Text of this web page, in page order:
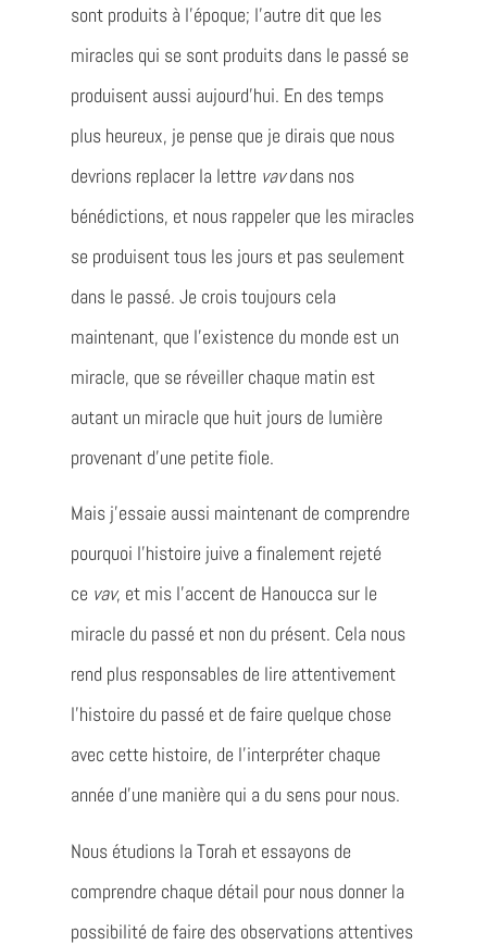
sont produits à l’époque; l’autre dit que les
miracles qui se sont produits dans le passé se
produisent aussi aujourd’hui. En des temps
plus heureux, je pense que je dirais que nous
devrions replacer la lettre vavdans nos
bénédictions, et nous rappeler que les miracles
se produisent tous les jours et pas seulement
dans le passé. Je crois toujours cela
maintenant, que l’existence du monde est un
miracle, que se réveiller chaque matin est
autant un miracle que huit jours de lumière
provenant d’une petite fiole.
Mais j’essaie aussi maintenant de comprendre
pourquoi l’histoire juive a finalement rejeté
ce vav, et mis l’accent de Hanoucca sur le
miracle du passé et non du présent. Cela nous
rend plus responsables de lire attentivement
l’histoire du passé et de faire quelque chose
avec cette histoire, de l’interpréter chaque
année d’une manière qui a du sens pour nous.
Nous étudions la Torah et essayons de
comprendre chaque détail pour nous donner la
possibilité de faire des observations attentives